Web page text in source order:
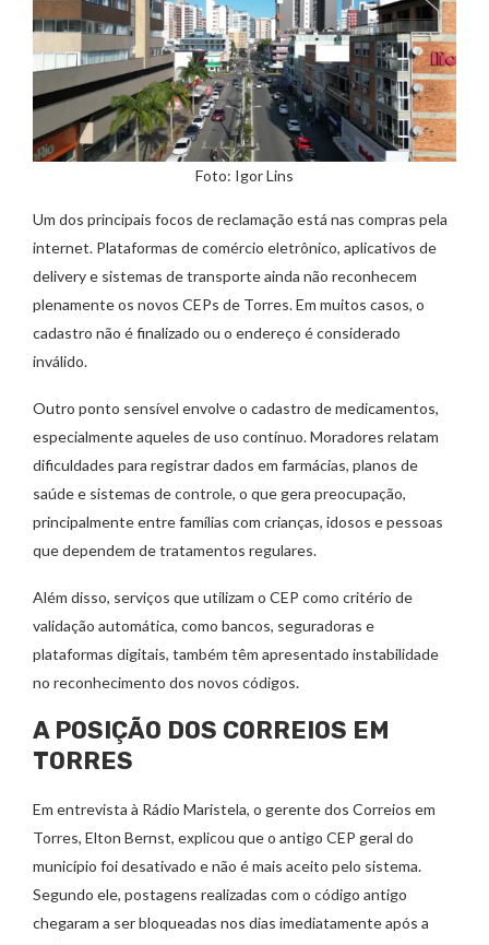
Foto: Igor Lins
Um dos principais focos de reclamação está nas compras pela
internet. Plataformas de comércio eletrônico, aplicativos de
delivery e sistemas de transporte ainda não reconhecem
plenamente os novos CEPs de Torres. Em muitos casos, o
cadastro não é finalizado ou o endereço é considerado
inválido.
Outro ponto sensível envolve o cadastro de medicamentos,
especialmente aqueles de uso contínuo. Moradores relatam
dificuldades para registrar dados em farmácias, planos de
saúde e sistemas de controle, o que gera preocupação,
principalmente entre famílias com crianças, idosos e pessoas
que dependem de tratamentos regulares.
Além disso, serviços que utilizam o CEP como critério de
validação automática, como bancos, seguradoras e
plataformas digitais, também têm apresentado instabilidade
no reconhecimento dos novos códigos.
A POSIÇÃO DOS CORREIOS EM
TORRES
Em entrevista à Rádio Maristela, o gerente dos Correios em
Torres, Elton Bernst, explicou que o antigo CEP geral do
município foi desativado e não é mais aceito pelo sistema.
Segundo ele, postagens realizadas com o código antigo
chegaram a ser bloqueadas nos dias imediatamente após a